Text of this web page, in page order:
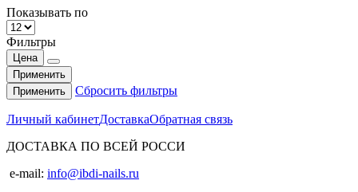
Показывать по
Фильтры
Цена
Применить
Применить
Сбросить фильтры
Личный кабинетДоставкаОбратная связь
ДОСТАВКА ПО ВСЕЙ РОССИ
e-mail: info@ibdi-nails.ru